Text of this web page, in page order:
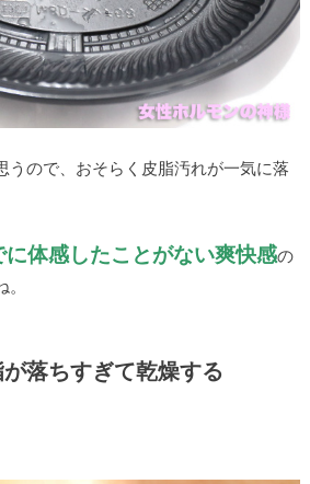
うので、おそらく皮脂汚れが一気に落
に体感したことがない爽快感の
落ちすぎて乾燥する